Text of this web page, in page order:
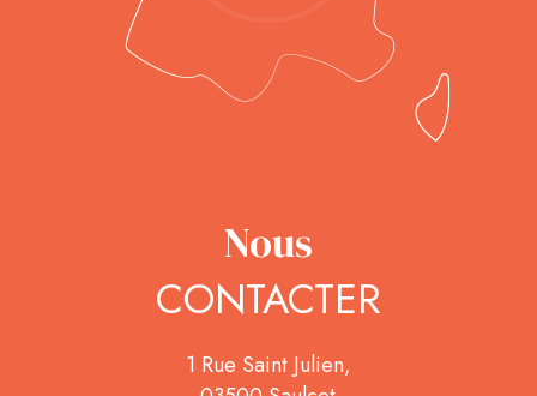
Nous
CONTACTER
1 Rue Saint Julien,